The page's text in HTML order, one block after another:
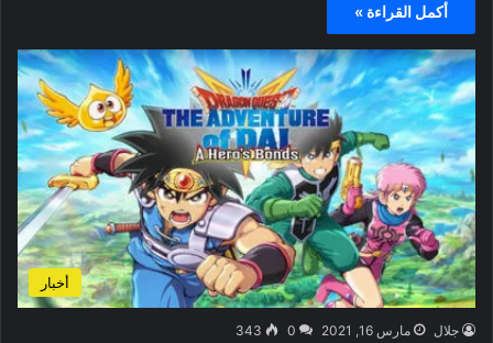
أكمل القراءة »
أخبار
جلال مارس 16, 2021 0
343